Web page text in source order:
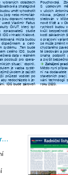
Hodnocení krajů 2016 - U nás v kraji (Královéhradecký): červen 2015